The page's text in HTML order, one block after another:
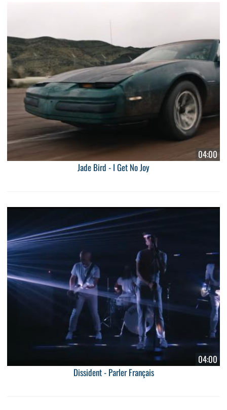
04:00
Jade Bird - I Get No Joy
04:00
Dissident - Parler Français